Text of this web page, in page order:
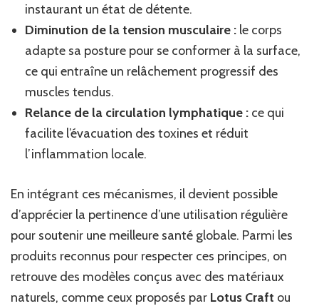
instaurant un état de détente.
Diminution de la tension musculaire : le corps
adapte sa posture pour se conformer à la surface,
ce qui entraîne un relâchement progressif des
muscles tendus.
Relance de la circulation lymphatique : ce qui
facilite l’évacuation des toxines et réduit
l’inflammation locale.
En intégrant ces mécanismes, il devient possible
d’apprécier la pertinence d’une utilisation régulière
pour soutenir une meilleure santé globale. Parmi les
produits reconnus pour respecter ces principes, on
retrouve des modèles conçus avec des matériaux
naturels, comme ceux proposés par Lotus Craft ou